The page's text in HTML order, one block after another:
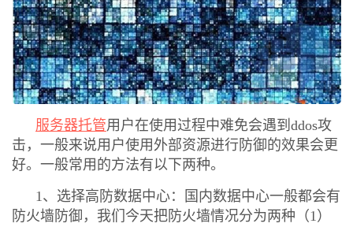
服务器托管用户在使用过程中难免会遇到ddos攻
击，一般来说用户使用外部资源进行防御的效果会更
好。一般常用的方法有以下两种。
1、选择高防数据中心：国内数据中心一般都会有
防火墙防御，我们今天把防火墙情况分为两种（1）